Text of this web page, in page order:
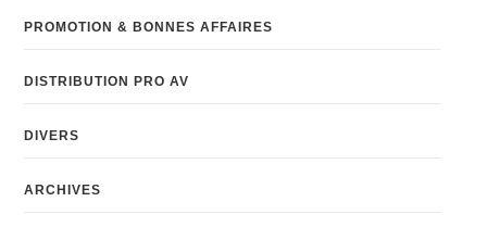
PROMOTION & BONNES AFFAIRES
DISTRIBUTION PRO AV
DIVERS
ARCHIVES